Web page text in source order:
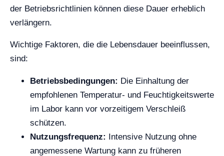
der Betriebsrichtlinien können diese Dauer erheblich
verlängern.
Wichtige Faktoren, die die Lebensdauer beeinflussen,
sind:
Betriebsbedingungen: Die Einhaltung der
empfohlenen Temperatur- und Feuchtigkeitswerte
im Labor kann vor vorzeitigem Verschleiß
schützen.
Nutzungsfrequenz: Intensive Nutzung ohne
angemessene Wartung kann zu früheren